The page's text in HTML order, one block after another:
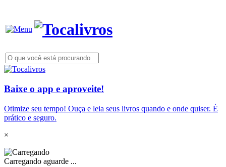
Baixe o app e aproveite!
Otimize seu tempo! Ouça e leia seus livros quando e onde quiser. É
prático e seguro.
×
Carregando aguarde ...